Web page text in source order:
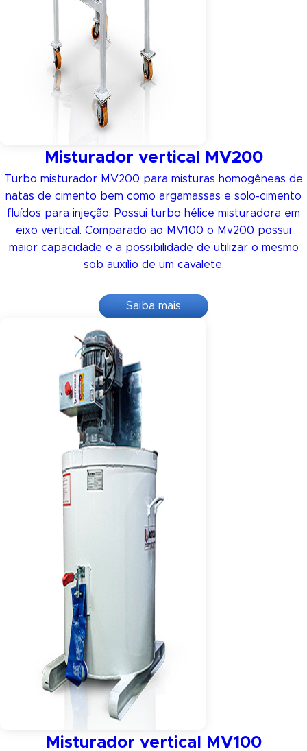
Misturador vertical MV200
Turbo misturador MV200 para misturas homogêneas de
natas de cimento bem como argamassas e solo-cimento
fluídos para injeção. Possui turbo hélice misturadora em
eixo vertical. Comparado ao MV100 o Mv200 possui
maior capacidade e a possibilidade de utilizar o mesmo
sob auxílio de um cavalete.
Saiba mais
Misturador vertical MV100